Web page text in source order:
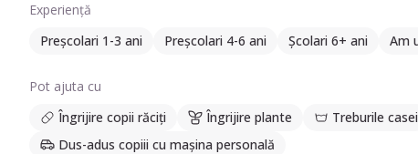
Experiență
Preșcolari 1-3 ani
Preșcolari 4-6 ani Școlari 6+ ani Am
Pot ajuta cu
Îngrijire copii răciți
Îngrijire plante Treburile casei
Dus-adus copiii cu mașina personală